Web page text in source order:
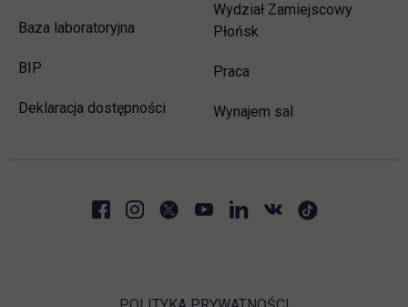
Baza laboratoryjna
BIP link otwiera się w nowej karcie
Deklaracja dostępności
Wydział Zamiejscowy
Płońsk
Praca
Wynajem sal